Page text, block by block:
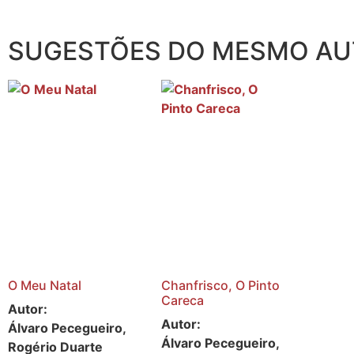
SUGESTÕES DO MESMO
O Meu Natal
Autor:
Álvaro Pecegueiro,
Rogério Duarte
Chanfrisco, O Pinto
Careca
Autor:
Álvaro Pecegueiro,